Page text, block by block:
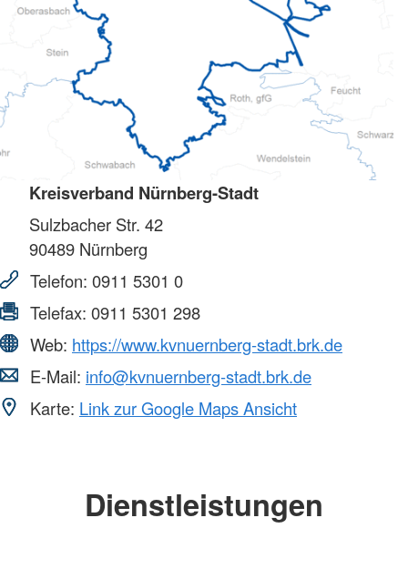
Kreisverband Nürnberg-Stadt
Sulzbacher Str. 42
90489 Nürnberg
Telefon: 0911 5301 0
Telefax: 0911 5301 298
Web: https://www.kvnuernberg-stadt.brk.de
E-Mail: info@kvnuernberg-stadt.brk.de
Karte: Link zur Google Maps Ansicht
Dienstleistungen